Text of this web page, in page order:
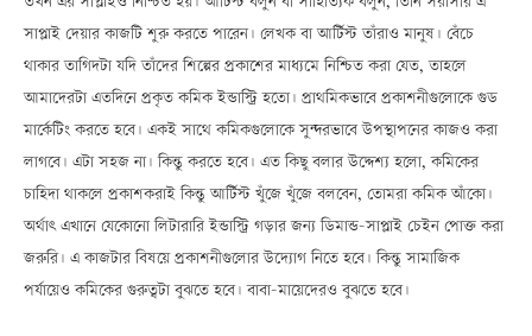
সাপ্লাই দেয়ার কাজটি শুরু করতে পারেন। লেখক বা আর্টিস্ট তাঁরাও মানুষ। বেঁচে
থাকার তাগিদটা যদি তাঁদের শিল্পের প্রকাশের মাধ্যমে নিশ্চিত করা যেত, তাহলে
আমাদেরটা এতদিনে প্রকৃত কমিক ইন্ডাস্ট্রি হতো। প্রাথমিকভাবে প্রকাশনীগুলোকে গুড
মার্কেটিং করতে হবে। একই সাথে কমিকগুলোকে সুন্দরভাবে উপস্থাপনের কাজও করা
লাগবে। এটা সহজ না। কিন্তু করতে হবে। এত কিছু বলার উদ্দেশ্য হলো, কমিকের
চাহিদা থাকলে প্রকাশকরাই কিন্তু আর্টিস্ট খুঁজে খুঁজে বলবেন, তোমরা কমিক আঁকো।
অর্থাৎ এখানে যেকোনো লিটারারি ইন্ডাস্ট্রি গড়ার জন্য ডিমান্ড-সাপ্লাই চেইন পোক্ত করা
জরুরি। এ কাজটার বিষয়ে প্রকাশনীগুলোর উদ্যোগ নিতে হবে। কিন্তু সামাজিক
পর্যায়েও কমিকের গুরুত্বটা বুঝতে হবে। বাবা-মায়েদেরও বুঝতে হবে।